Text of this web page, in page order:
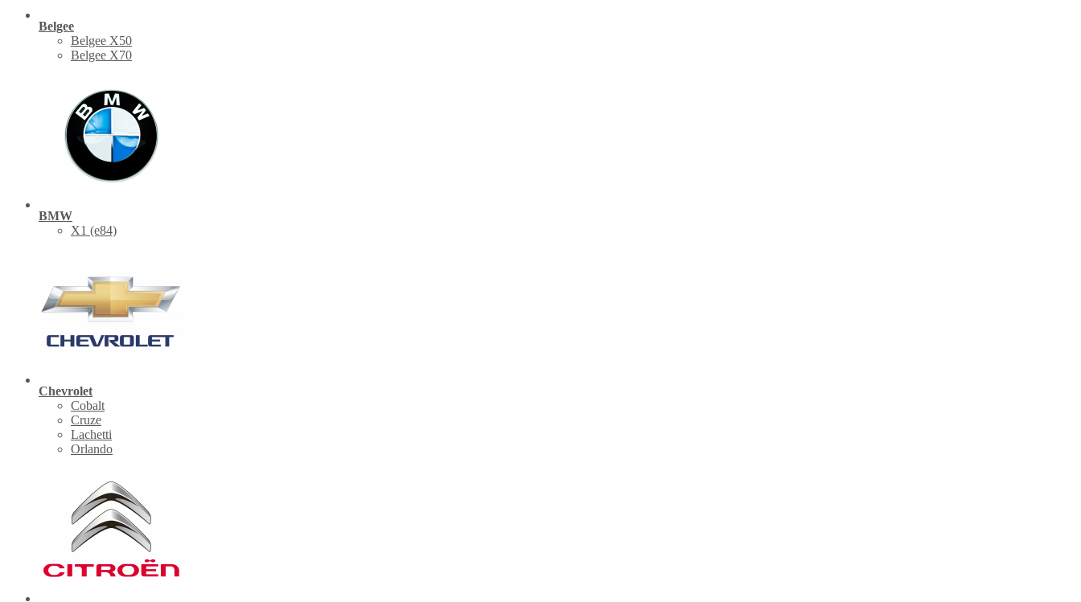
Belgee
Belgee X50
Belgee X70
BMW
X1 (е84)
Chevrolet
Cobalt
Cruze
Lachetti
Orlando